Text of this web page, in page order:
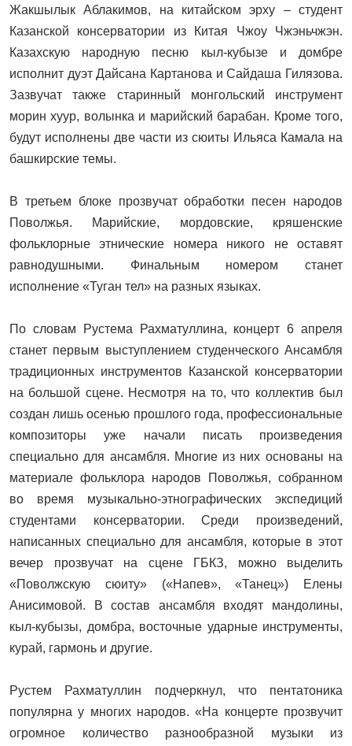
Жакшылык Аблакимов, на китайском эрху – студент
Казанской консерватории из Китая Чжоу Чжэньчжэн.
Казахскую народную песню кыл-кубызе и домбре
исполнит дуэт Дайсана Картанова и Сайдаша Гилязова.
Зазвучат также старинный монгольский инструмент
морин хуур, волынка и марийский барабан. Кроме того,
будут исполнены две части из сюиты Ильяса Камала на
башкирские темы.
В третьем блоке прозвучат обработки песен народов
Поволжья. Марийские, мордовские, кряшенские
фольклорные этнические номера никого не оставят
равнодушными. Финальным номером станет
исполнение «Туган тел» на разных языках.
По словам Рустема Рахматуллина, концерт 6 апреля
станет первым выступлением студенческого Ансамбля
традиционных инструментов Казанской консерватории
на большой сцене. Несмотря на то, что коллектив был
создан лишь осенью прошлого года, профессиональные
композиторы уже начали писать произведения
специально для ансамбля. Многие из них основаны на
материале фольклора народов Поволжья, собранном
во время музыкально-этнографических экспедиций
студентами консерватории. Среди произведений,
написанных специально для ансамбля, которые в этот
вечер прозвучат на сцене ГБКЗ, можно выделить
«Поволжскую сюиту» («Напев», «Танец») Елены
Анисимовой. В состав ансамбля входят мандолины,
кыл-кубызы, домбра, восточные ударные инструменты,
курай, гармонь и другие.
Рустем Рахматуллин подчеркнул, что пентатоника
популярна у многих народов. «На концерте прозвучит
огромное количество разнообразной музыки из